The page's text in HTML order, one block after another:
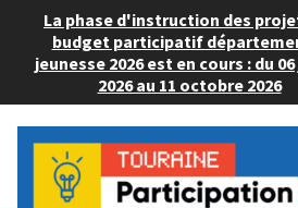
La phase d'instruction des
budget participatif
jeunesse 2026 est en cours : du
2026 au 11 octobre 2026